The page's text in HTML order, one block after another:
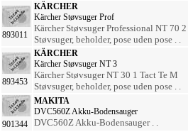
893011
KÄRCHER
Kärcher Støvsuger Prof
Kärcher Støvsuger Professional NT 70 2
Støvsuger, beholder, pose uden pose . .
893453
KÄRCHER
Kärcher Støvsuger NT 3
Kärcher Støvsuger NT 30 1 Tact Te M
Støvsuger, beholder, pose uden pose . .
901344
MAKITA
DVC560Z Akku-Bodensauger
DVC560Z Akku-Bodensauger . .